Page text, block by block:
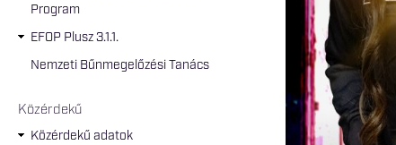
Program
EFOP Plusz 3.1.1.
Nemzeti Bűnmegelőzési Tanács
Közérdekű
Közérdekű adatok